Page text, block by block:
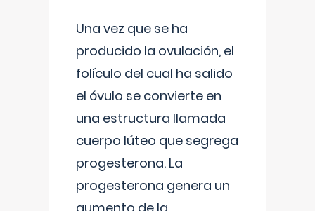
Una vez que se ha
producido la ovulación, el
folículo del cual ha salido
el óvulo se convierte en
una estructura llamada
cuerpo lúteo que segrega
progesterona. La
progesterona genera un